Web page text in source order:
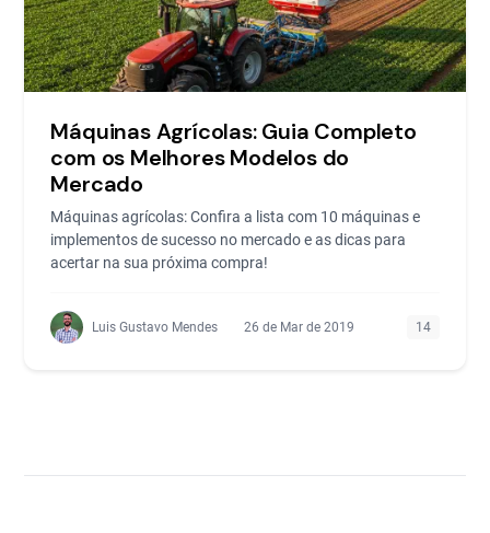
Máquinas Agrícolas: Guia Completo
com os Melhores Modelos do
Mercado
Máquinas agrícolas: Confira a lista com 10 máquinas e
implementos de sucesso no mercado e as dicas para
acertar na sua próxima compra!
Luis Gustavo Mendes 26 de Mar de 2019 14